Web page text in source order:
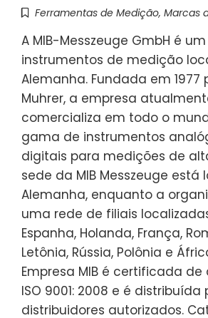
Ferramentas de Medição, Marcas
A MIB-Messzeuge GmbH é
instrumentos de medição
Alemanha. Fundada em 1977
Muhrer, a empresa
comercializa em todo o
gama de instrumentos
digitais para medições de
sede da MIB Messzeuge está
Alemanha, enquanto a
uma rede de filiais
Espanha, Holanda, França,
Letônia, Rússia, Polônia e
Empresa MIB é certificada
ISO 9001: 2008 e é distribuída
distribuidores autorizados.